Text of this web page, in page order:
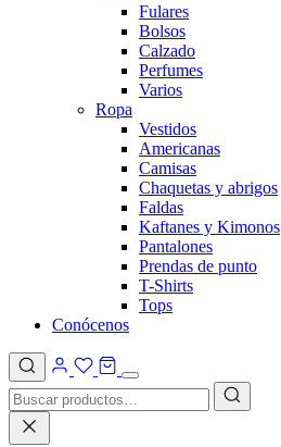
Fulares
Bolsos
Calzado
Perfumes
Varios
Ropa
Vestidos
Americanas
Camisas
Chaquetas y abrigos
Faldas
Kaftanes y Kimonos
Pantalones
Prendas de punto
T-Shirts
Tops
Conócenos